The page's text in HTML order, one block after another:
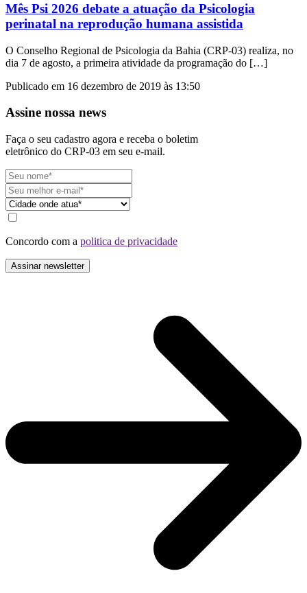
Mês Psi 2026 debate a atuação da Psicologia
perinatal na reprodução humana assistida
O Conselho Regional de Psicologia da Bahia (CRP-03) realiza, no
dia 7 de agosto, a primeira atividade da programação do […]
Publicado em 16 dezembro de 2019 às 13:50
Assine nossa news
Faça o seu cadastro agora e receba o boletim
eletrônico do CRP-03 em seu e-mail.
Concordo com a politica de privacidade